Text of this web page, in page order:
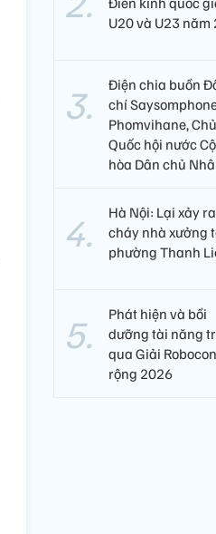
U20 và U23 năm
Điện chia buồn
chí
Phomvihane,
Quốc hội nước
hòa Dân chủ
Hà Nội: Lại xảy ra
cháy nhà xưởng
phường Thanh
Phát hiện và bồi
dưỡng tài năng
qua Giải
rộng 2026